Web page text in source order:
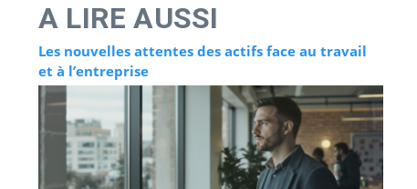
A LIRE AUSSI
Les nouvelles attentes des actifs face au travail
et à l’entreprise